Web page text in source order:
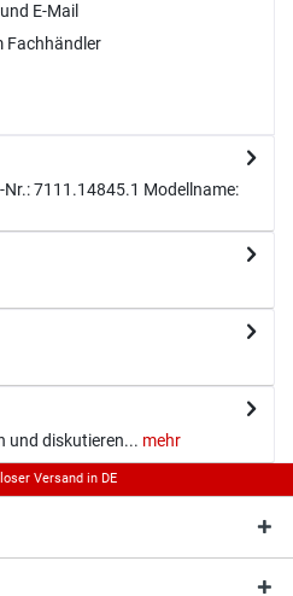
E-Mail
Fachhändler
7111.14845.1 Modellname:
und diskutieren... mehr
Versand in DE